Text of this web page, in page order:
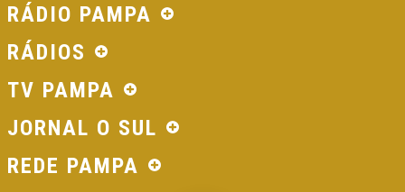
RÁDIO PAMPA
RÁDIOS
TV PAMPA
JORNAL O SUL
REDE PAMPA